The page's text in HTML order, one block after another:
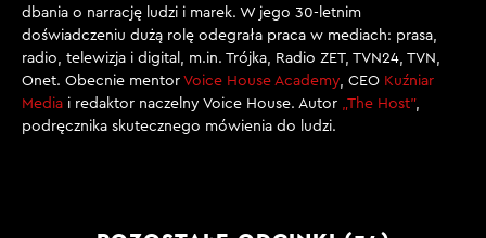
dbania o narrację ludzi i marek. W jego 30-letnim
doświadczeniu dużą rolę odegrała praca w mediach: prasa,
radio, telewizja i digital, m.in. Trójka, Radio ZET, TVN24, TVN,
Onet. Obecnie mentor Voice House Academy , CEO Kuźniar
Media i redaktor naczelny Voice House. Autor „The Host”,
podręcznika skutecznego mówienia do ludzi.